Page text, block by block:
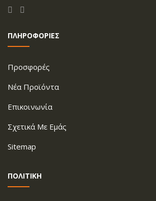
ΠΛΗΡΟΦΟΡΙΕΣ
Προσφορές
Νέα Προϊόντα
Επικοινωνία
Σχετικά Με Εμάς
Sitemap
ΠΟΛΙΤΙΚΗ